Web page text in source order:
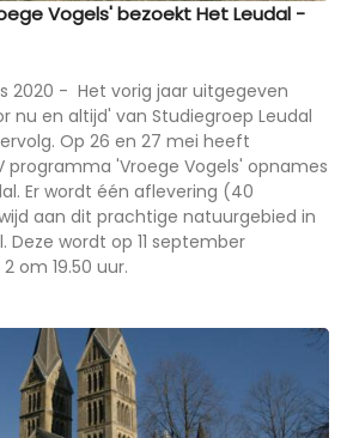
Vogels' bezoekt Het Leudal -
2020 - Het vorig jaar uitgegeven
nu en altijd' van Studiegroep Leudal
Op 26 en 27 mei heeft
'Vroege Vogels' opnames
Er wordt één aflevering (40
aan dit prachtige natuurgebied in
wordt op 11 september
om 19.50 uur.